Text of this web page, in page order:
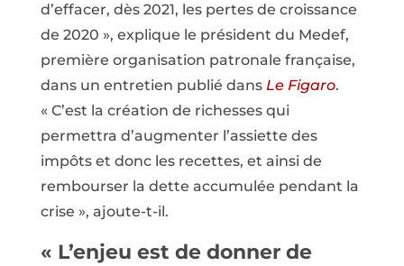
d’effacer, dès 2021, les pertes de croissance
de 2020 », explique le président du Medef,
première organisation patronale française,
dans un entretien publié dans Le Figaro.
« C’est la création de richesses qui
permettra d’augmenter l’assiette des
impôts et donc les recettes, et ainsi de
rembourser la dette accumulée pendant la
crise », ajoute-t-il.
« L’enjeu est de donner de